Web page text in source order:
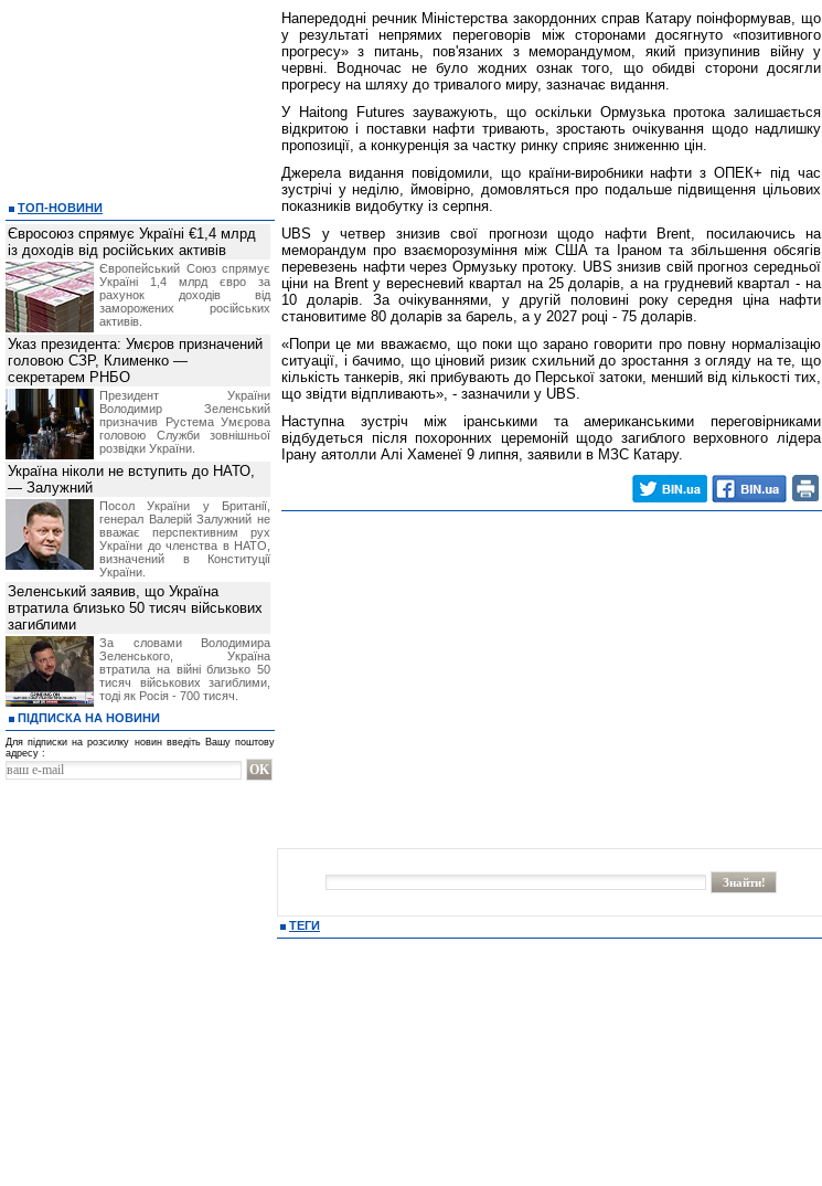
Напередодні речник Міністерства закордонних справ Катару поінформував, що
у результаті непрямих переговорів між сторонами досягнуто «позитивного
прогресу» з питань, пов'язаних з меморандумом, який призупинив війну у
червні. Водночас не було жодних ознак того, що обидві сторони досягли
прогресу на шляху до тривалого миру, зазначає видання.
У Haitong Futures зауважують, що оскільки Ормузька протока залишається
відкритою і поставки нафти тривають, зростають очікування щодо надлишку
пропозиції, а конкуренція за частку ринку сприяє зниженню цін.
Джерела видання повідомили, що країни-виробники нафти з ОПЕК+ під час
зустрічі у неділю, ймовірно, домовляться про подальше підвищення цільових
показників видобутку із серпня.
UBS у четвер знизив свої прогнози щодо нафти Brent, посилаючись на
меморандум про взаєморозуміння між США та Іраном та збільшення обсягів
перевезень нафти через Ормузьку протоку. UBS знизив свій прогноз середньої
ціни на Brent у вересневий квартал на 25 доларів, а на грудневий квартал - на
10 доларів. За очікуваннями, у другій половині року середня ціна нафти
становитиме 80 доларів за барель, а у 2027 році - 75 доларів.
«Попри це ми вважаємо, що поки що зарано говорити про повну нормалізацію
ситуації, і бачимо, що ціновий ризик схильний до зростання з огляду на те, що
кількість танкерів, які прибувають до Перської затоки, менший від кількості тих,
що звідти відпливають», - зазначили у UBS.
Наступна зустріч між іранськими та американськими переговірниками
відбудеться після похоронних церемоній щодо загиблого верховного лідера
Ірану аятолли Алі Хаменеї 9 липня, заявили в МЗС Катару.
ТЕГИ
ТОП-НОВИНИ
Євросоюз спрямує Україні €1,4 млрд
із доходів від російських активів
Європейський Союз спрямує
Україні 1,4 млрд євро за
рахунок доходів від
заморожених російських
активів.
Указ президента: Умєров призначений
головою СЗР, Клименко —
секретарем РНБО
Президент України
Володимир Зеленський
призначив Pустема Умєрова
головою Служби зовнішньої
розвідки України.
Україна ніколи не вступить до НАТО,
— Залужний
Посол України у Британії,
генерал Валерій Залужний не
вважає перспективним рух
України до членства в НАТО,
визначений в Конституції
України.
Зеленський заявив, що Україна
втратила близько 50 тисяч військових
загиблими
За словами Володимира
Зеленського, Україна
втратила на війні близько 50
тисяч військових загиблими,
тоді як Росія - 700 тисяч.
ПІДПИСКА НА НОВИНИ
Для підписки на розсилку новин введіть Вашу поштову
адресу :